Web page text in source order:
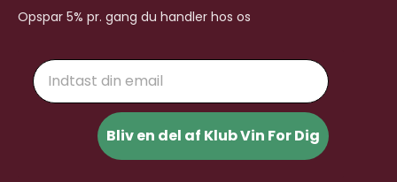
Opspar 5% pr. gang du handler hos os
Email
Bliv en del af Klub Vin For Dig